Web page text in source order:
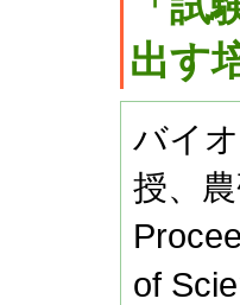
出す
バイ
授、
of